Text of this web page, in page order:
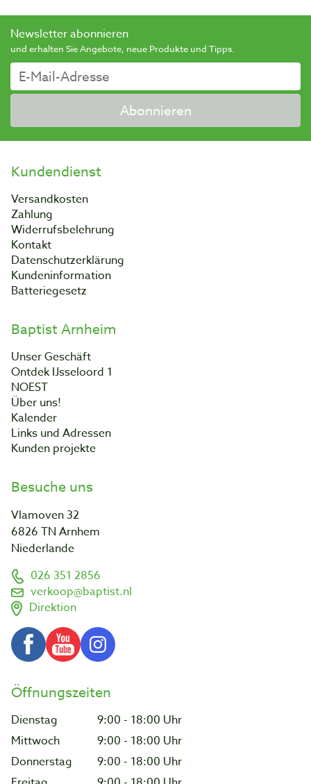
Newsletter abonnieren
und erhalten Sie Angebote, neue Produkte und Tipps.
Abonnieren
Kundendienst
Versandkosten
Zahlung
Widerrufsbelehrung
Kontakt
Datenschutzerklärung
Kundeninformation
Batteriegesetz
Baptist Arnheim
Unser Geschäft
Ontdek IJsseloord 1
NOEST
Über uns!
Kalender
Links und Adressen
Kunden projekte
Besuche uns
Vlamoven 32
6826 TN Arnhem
Niederlande
026 351 2856
verkoop@baptist.nl
Direktion
Öffnungszeiten
Dienstag
9:00 - 18:00 Uhr
Mittwoch
9:00 - 18:00 Uhr
Donnerstag
9:00 - 18:00 Uhr